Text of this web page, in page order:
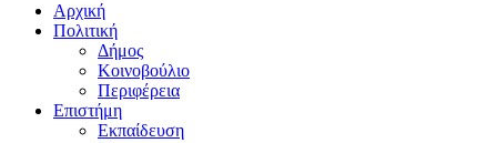
Αρχική
Πολιτική
Δήμος
Κοινοβούλιο
Περιφέρεια
Επιστήμη
Εκπαίδευση